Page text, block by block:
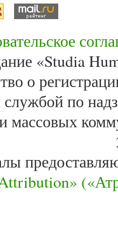
«Studia
о
по
массовых